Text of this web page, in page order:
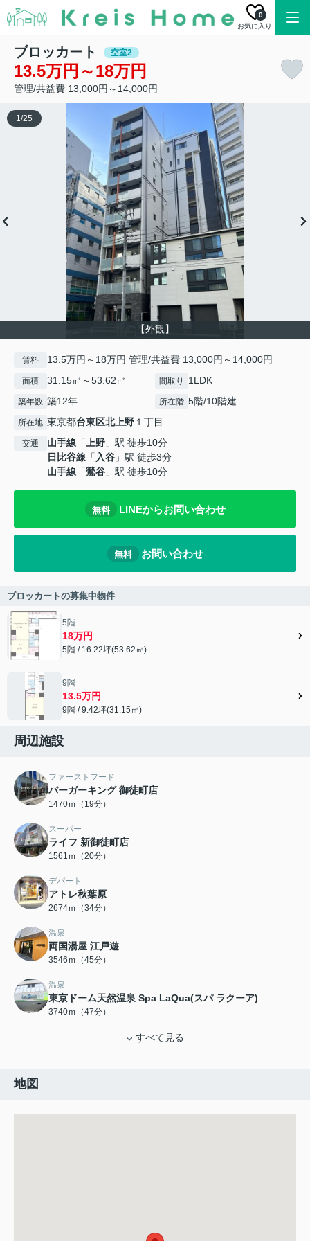
お気に入り
0
ブロッカート 空室2
13.5万円～18万円
管理/共益費 13,000円～14,000円
【外観】
1/25
賃料 13.5万円～18万円 管理/共益費 13,000円～14,000円
面積 31.15㎡～53.62㎡ 間取り 1LDK
築年数 築12年 所在階 5階/10階建
所在地 東京都台東区北上野１丁目
交通 山手線 「上野 」駅 徒歩10分
日比谷線 「入谷 」駅 徒歩3分
山手線 「鶯谷 」駅 徒歩10分
無料 LINEからお問い合わせ
無料 お問い合わせ
ブロッカートの募集中物件
5階
18万円
5階 / 16.22坪(53.62㎡)
9階
13.5万円
9階 / 9.42坪(31.15㎡)
周辺施設
ファーストフード
バーガーキング 御徒町店
1470ｍ（19分）
スーパー
ライフ 新御徒町店
1561ｍ（20分）
デパート
アトレ秋葉原
2674ｍ（34分）
温泉
両国湯屋 江戸遊
3546ｍ（45分）
温泉
東京ドーム天然温泉 Spa LaQua(スパ ラクーア)
3740ｍ（47分）
すべて見る
地図